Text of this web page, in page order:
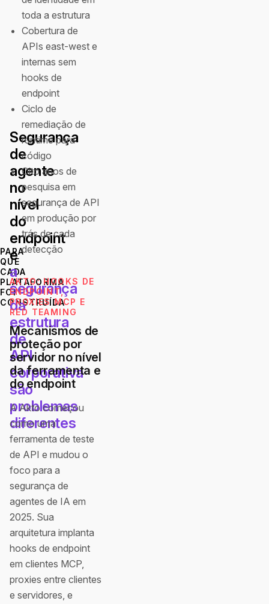
PARA
QUE
CADA
PLATAFORMA
FOI
CONSTRUÍDA
Segurança
de
agente
no
nível
do
endpoint
e
a
segurança
da
estrutura
de
API
corporativa
são
problemas
diferentes
toda a estrutura
Cobertura de
APIs east-west e
internas sem
hooks de
endpoint
Ciclo de
remediação de
runtime para
código
Oito anos de
pesquisa em
segurança de API
em produção por
trás de cada
detecção
AKTO: HOOKS DE
ENDPOINT,
PROXIES MCP E
RED TEAMING
Mecanismos de
proteção por
servidor no nível
da ferramenta e
do endpoint
A Akto começou
como uma
ferramenta de teste
de API e mudou o
foco para a
segurança de
agentes de IA em
2025. Sua
arquitetura implanta
hooks de endpoint
em clientes MCP,
proxies entre clientes
e servidores, e